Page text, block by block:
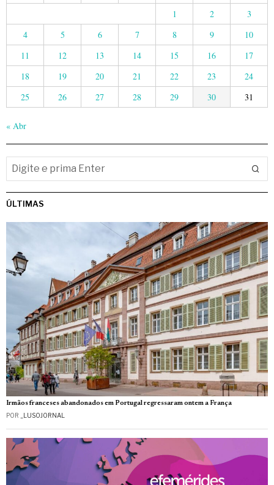
1 2
3
4
5 6 7 8 9
10
11
12 13 14 15 16
17
18
19 20 21 22 23
24
25
26 27 28 29 30 31
« Abr
ÚLTIMAS
Irmãos franceses abandonados em Portugal regressaram ontem a França
POR _LUSOJORNAL